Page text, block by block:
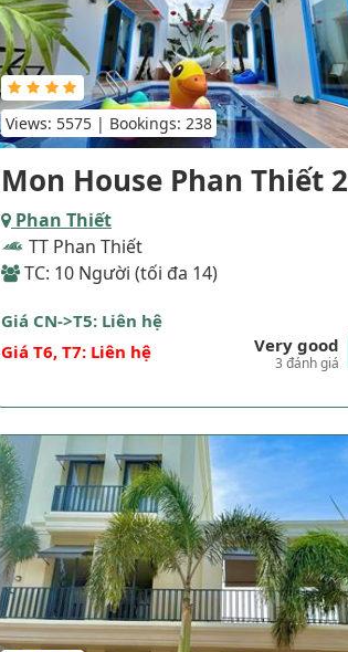
Views: 5575 | Bookings: 238
Mon House Phan Thiết 2
Phan Thiết
TT Phan Thiết
TC: 10 Người (tối đa 14)
Giá CN->T5: Liên hệ
Giá T6, T7: Liên hệ
Very good
3 đánh giá